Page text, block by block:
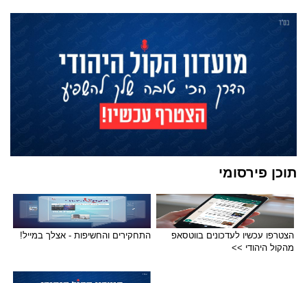
תוכן פירסומי
הצטרפו עכשיו לעדכונים בווטסאפ
מהקול היהודי >>
התחקירים והחשיפות - אצלך במייל!